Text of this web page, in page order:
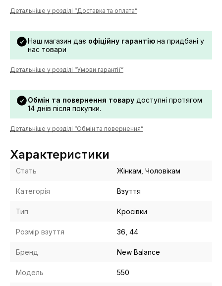
Детальніше у розділі “Доставка та оплата”
Наш магазин дає офіційну гарантію на придбані у
нас товари
Детальніше у розділі “Умови гарантії”
Обмін та повернення товару доступні протягом
14 днів після покупки.
Детальніше у розділі “Обмін та повернення”
Характеристики
Стать Жінкам, Чоловікам
Категорія Взуття
Тип Кросівки
Розмір взуття 36, 44
Бренд New Balance
Модель 550